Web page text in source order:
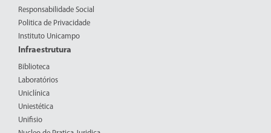
Responsabilidade Social
Politica de Privacidade
Instituto Unicampo
Infraestrutura
Biblioteca
Laboratórios
Uniclínica
Uniestética
Unifisio